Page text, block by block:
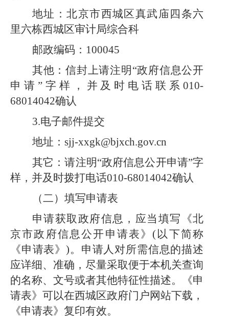
地址：北京市西城区真武庙四条六
里六栋西城区审计局综合科
邮政编码： 100045
其他：信封上请注明 “政府信息公开
申请”字样，并及时电话联系010-
68014042确认
3.电子邮件提交
地址： sjj-xxgk@bjxch.gov.cn
其它：请注明“政府信息公开申请”字
样，并及时拨打电话010-68014042确认
（二）填写申请表
申请获取政府信息，应当填写《北
京市政府信息公开申请表》 (以下简称
《申请表》)。申请人对所需信息的描述
应详细、准确，尽量采取便于本机关查询
的名称、文号或者其他特征性描述。《申
请表》可以在西城区政府门户网站下载，
《申请表》复印有效。